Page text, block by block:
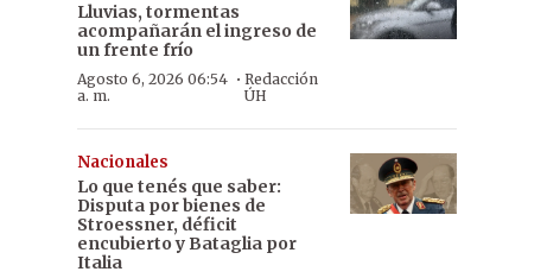
Lluvias, tormentas
acompañarán el ingreso de
un frente frío
Agosto 6, 2026 06:54
a. m.
· Redacción
ÚH
Nacionales
Lo que tenés que saber:
Disputa por bienes de
Stroessner, déficit
encubierto y Bataglia por
Italia